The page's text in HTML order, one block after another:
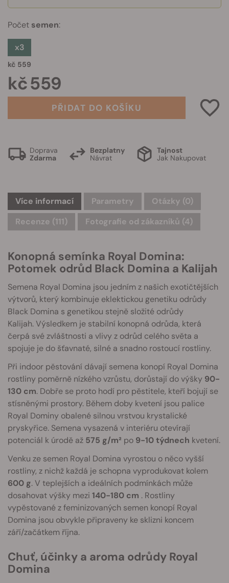
Počet semen:
x3
kč 559
kč 559
PŘIDAT DO KOŠÍKU
Doprava
Zdarma
Bezplatny
Návrat
Tajnost
Jak Nakupovat
Více informací Parametry Otázky (0)
Recenze (111)
Fotografie od zákazníků (4)
Konopná semínka Royal Domina:
Potomek odrůd Black Domina a Kalijah
Semena Royal Domina jsou jedním z našich exotičtějších
výtvorů, který kombinuje eklektickou genetiku odrůdy
Black Domina s genetikou stejně složité odrůdy
Kalijah. Výsledkem je stabilní konopná odrůda, která
čerpá své zvláštnosti a vlivy z odrůd celého světa a
spojuje je do šťavnaté, silné a snadno rostoucí rostliny.
Při indoor pěstování dávají semena konopí Royal Domina
rostliny poměrně nízkého vzrůstu, dorůstají do výšky 90-
130 cm. Dobře se proto hodí pro pěstitele, kteří bojují se
stísněnými prostory. Během doby kvetení jsou palice
Royal Dominy obalené silnou vrstvou krystalické
pryskyřice. Semena vysazená v interiéru otevírají
potenciál k úrodě až 575 g/m² po 9-10 týdnech kvetení.
Venku ze semen Royal Domina vyrostou o něco vyšší
rostliny, z nichž každá je schopna vyprodukovat kolem
600 g. V teplejších a ideálních podmínkách může
dosahovat výšky mezi 140-180 cm . Rostliny
vypěstované z feminizovaných semen konopí Royal
Domina jsou obvykle připraveny ke sklizni koncem
září/začátkem října.
Chuť, účinky a aroma odrůdy Royal
Domina